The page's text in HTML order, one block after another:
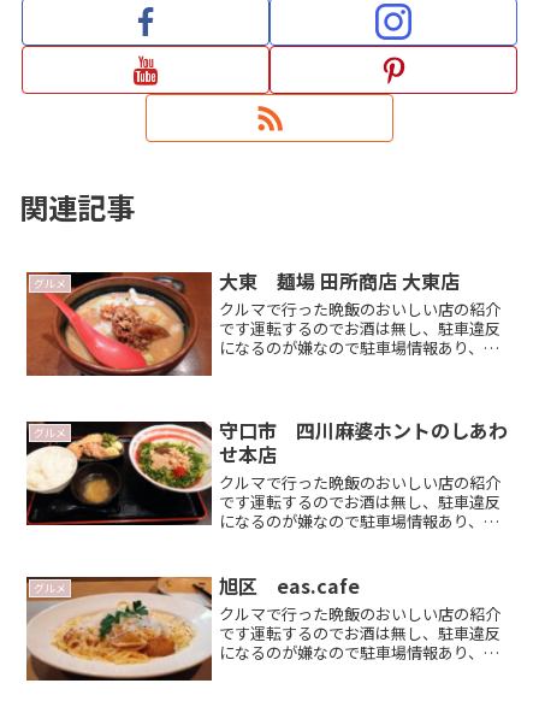
関連記事
グルメ 大東 麺場 田所商店 大東店
クルマで行った晩飯のおいしい店の紹介
です運転するのでお酒は無し、駐車違反
になるのが嫌なので駐車場情報あり、平
を再認識したので 今回Read more．．
グルメ
守口市 四川麻婆ホントのしあわ
せ本店
クルマで行った晩飯のおいしい店の紹介
です運転するのでお酒は無し、駐車違反
になるのが嫌なので駐車場情報あり、平
で 大阪に遊びに来た時のお店選びの候補
のひとつになれば嬉しいRead more．．
グルメ 旭区 eas.cafe
クルマで行った晩飯のおいしい店の紹介
です運転するのでお酒は無し、駐車違反
になるのが嫌なので駐車場情報あり、平